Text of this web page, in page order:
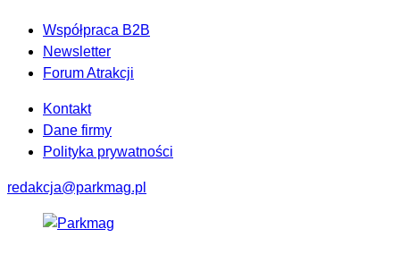
Współpraca B2B
Newsletter
Forum Atrakcji
Kontakt
Dane firmy
Polityka prywatności
redakcja@parkmag.pl